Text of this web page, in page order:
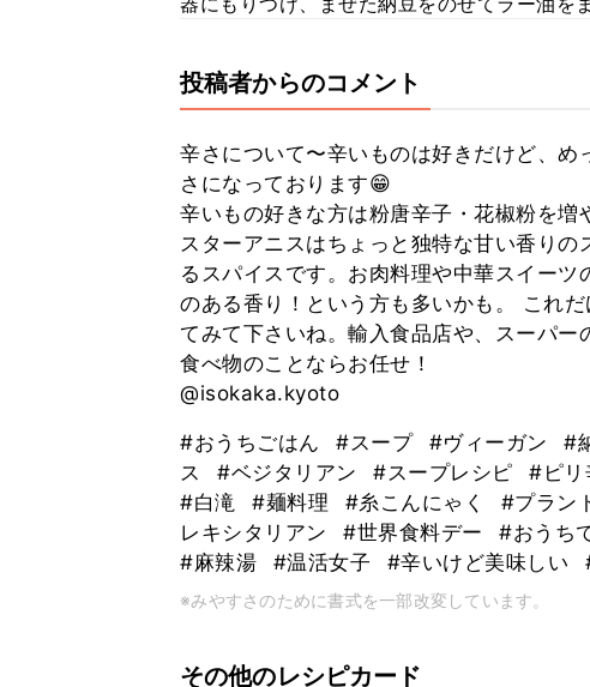
投稿者からのコメント
辛さについて〜辛いものは好きだけど、
さになっております😁
辛いもの好きな方は粉唐辛子・花椒粉を増
スターアニスはちょっと独特な甘い香り
るスパイスです。お肉料理や中華スイー
のある香り！という方も多いかも。 これ
てみて下さいね。輸入食品店や、スーパー
食べ物のことならお任せ！
@isokaka.kyoto
#おうちごはん #スープ #ヴィーガン #
ス
#ベジタリアン #スープレシピ #ピリ
#白滝
#麺料理 #糸こんにゃく #プラン
レキシタリアン
#世界食料デー #おうち
#麻辣湯
#温活女子 #辛いけど美味しい
※みやすさのために書式を一部改変しています。
その他のレシピカード